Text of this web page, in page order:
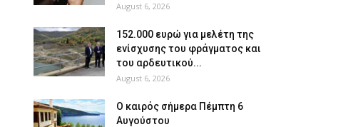
August 6, 2026
152.000 ευρώ για μελέτη της
ενίσχυσης του φράγματος και
του αρδευτικού...
August 6, 2026
Ο καιρός σήμερα Πέμπτη 6
Αυγούστου